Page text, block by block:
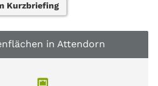
Kurzbriefing
in Attendorn